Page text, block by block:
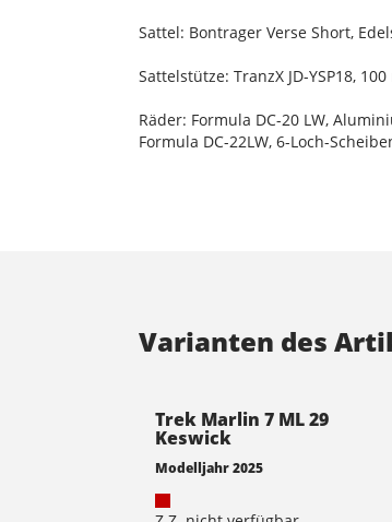
Sattel: Bontrager Verse Short,
Sattelstütze: TranzX JD-YSP18,
Räder: Formula DC-20 LW,
Formula DC-22LW, 6-Loch-
Varianten des
Trek Marlin 7 ML 29
Keswick
Modelljahr 2025